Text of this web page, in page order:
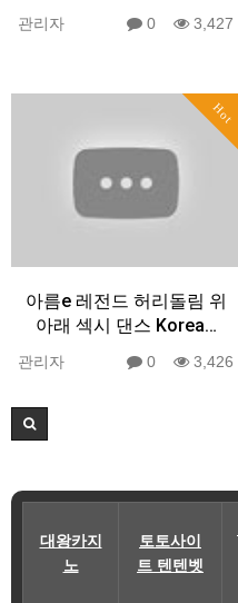
관리자 0 3,427
Hot
아름e 레전드 허리돌림 위
아래 섹시 댄스 Korea…
관리자 0 3,426
대왕카지
노
토토사이
트 텐텐벳